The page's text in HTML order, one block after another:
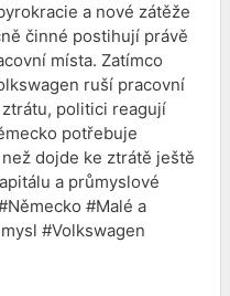
a nové zátěže
činné postihují právě
místa. Zatímco
ruší pracovní
politici reagují
potřebuje
dojde ke ztrátě ještě
a průmyslové
#Malé a
#Volkswagen